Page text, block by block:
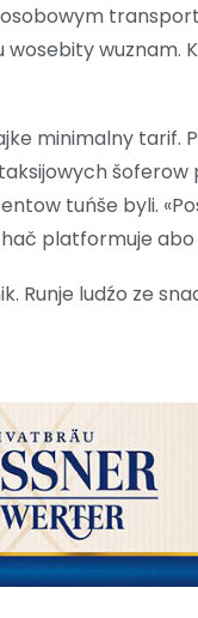
wuznam.
minimalny tarif.
tuńše byli.
platformuje abo
Runje ludźo ze